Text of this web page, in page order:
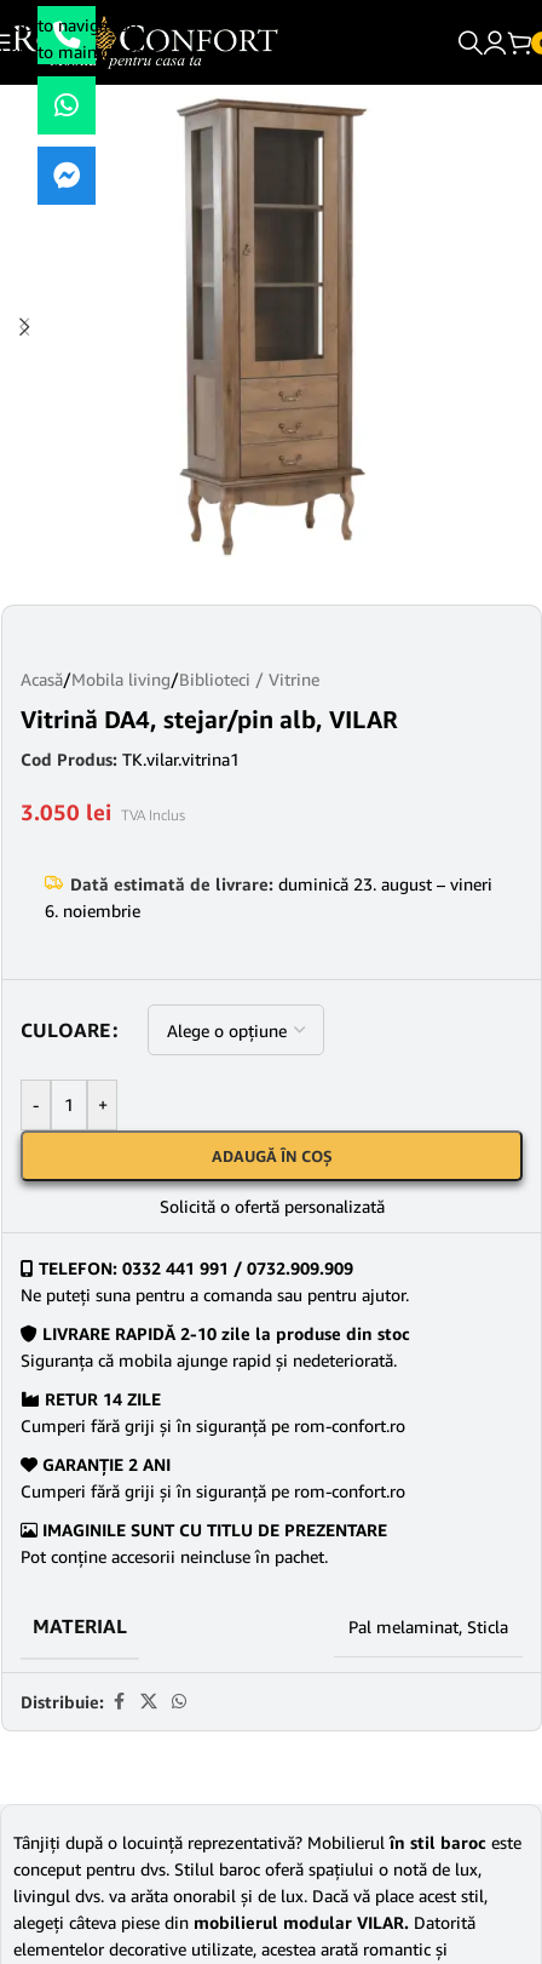
Skip to navigation
Skip to main content
Acasă/Mobila living/Biblioteci / Vitrine
Vitrină DA4, stejar/pin alb, VILAR
Cod Produs: TK.vilar.vitrina1
3.050 lei TVA Inclus
Dată estimată de livrare: duminică 23. august – vineri
6. noiembrie
CULOARE
- +
ADAUGĂ ÎN COȘ
Solicită o ofertă personalizată
TELEFON: 0332 441 991 / 0732.909.909
Ne puteţi suna pentru a comanda sau pentru ajutor.
LIVRARE RAPIDĂ 2-10 zile la produse din stoc
Siguranţa că mobila ajunge rapid şi nedeteriorată.
RETUR 14 ZILE
Cumperi fără griji şi în siguranţă pe rom-confort.ro
GARANŢIE 2 ANI
Cumperi fără griji şi în siguranţă pe rom-confort.ro
IMAGINILE SUNT CU TITLU DE PREZENTARE
Pot conține accesorii neincluse în pachet.
MATERIAL Pal melaminat, Sticla
Distribuie:
Tânjiţi după o locuinţă reprezentativă? Mobilierulîn stil baroc este
conceput pentru dvs. Stilul baroc oferă spaţiului o notă de lux,
livingul dvs. va arăta onorabil şi de lux. Dacă vă place acest stil,
alegeţi câteva piese din mobilierul modular VILAR. Datorită
elementelor decorative utilizate, acestea arată romantic şi